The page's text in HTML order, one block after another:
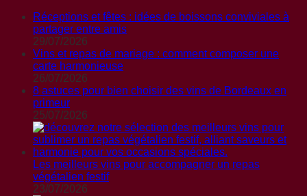
Réceptions et fêtes : idées de boissons conviviales à
partager entre amis
29/07/2026
Vins et repas de mariage : comment composer une
carte harmonieuse
26/07/2026
8 astuces pour bien choisir des vins de Bordeaux en
primeur
25/07/2026
Les meilleurs vins pour accompagner un repas
végétalien festif
23/07/2026